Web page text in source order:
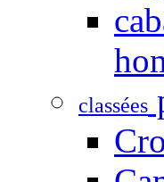
classées